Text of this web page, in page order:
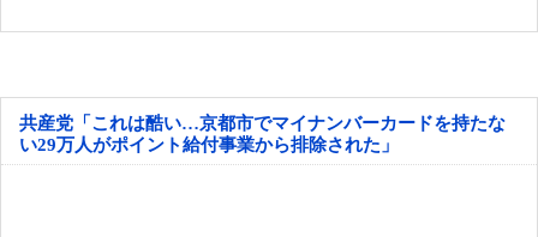
共産党「これは酷い…京都市でマイナンバーカードを持たな
い29万人がポイント給付事業から排除された」